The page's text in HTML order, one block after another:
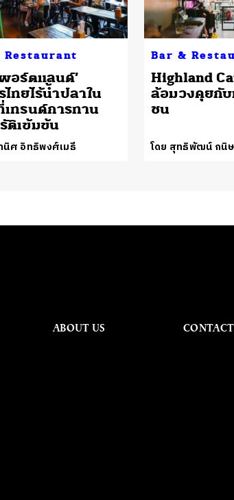
Restaurant
อร์ตแลนด์’
ไทยไร้น้ำปลาใน
เทรนด์การทาน
ติเข้มข้น
นิศ อิทธิพงศ์เมธี
Bar &
Highland
ล้อมวงคุยกั
ชน
โดย สุทธิพัฒน์ กนิ
ABOUT US